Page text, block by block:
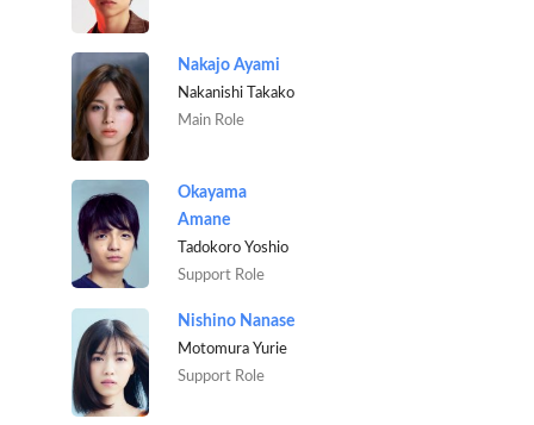
Nakajo Ayami
Nakanishi Takako
Main Role
Okayama
Amane
Tadokoro Yoshio
Support Role
Nishino Nanase
Motomura Yurie
Support Role